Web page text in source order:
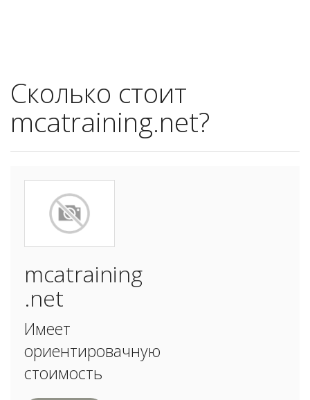
Сколько стоит
mcatraining.net?
mcatraining
.net
Имеет
ориентировачную
стоимость